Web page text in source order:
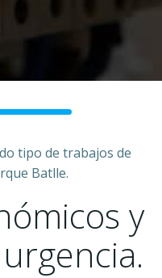
tipo de trabajos de
Batlle.
y